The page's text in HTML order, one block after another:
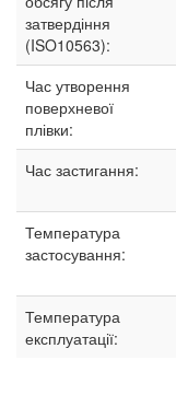
затвердіння
(ISO10563):
Час утворення
поверхневої
плівки:
Час застигання:
Температура
застосування:
Температура
експлуатації: